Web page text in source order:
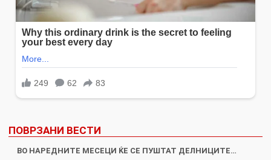
ПОВРЗАНИ ВЕСТИ
ВО НАРЕДНИТЕ МЕСЕЦИ ЌЕ СЕ ПУШТАТ ДЕЛНИЦИТЕ…